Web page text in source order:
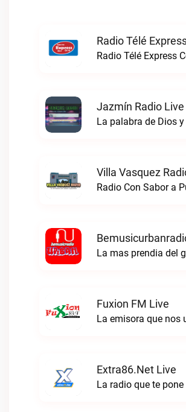
Radio Télé
Radio Télé Express
Jazmín Radio Live
La palabra de Dios
Villa Vasquez
Radio Con Sabor a
La mas prendia del
Fuxion FM Live
La emisora que nos
Extra86.net Live
La radio que te